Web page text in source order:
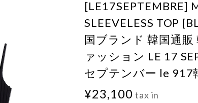
[LE17SEPTEMBRE]
SLEEVELESS TOP
国ブランド 韓国通販
ァッション LE 17
セプテンバー le 917
¥23,100 tax in